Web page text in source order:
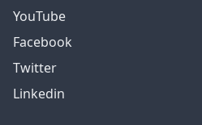
YouTube
Facebook
Twitter
Linkedin